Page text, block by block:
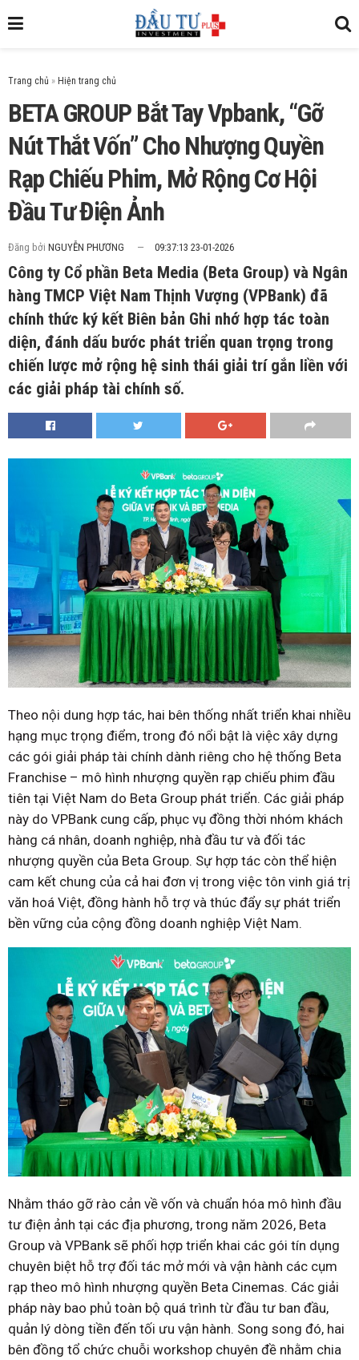
Trang chủ »
BETA GROUP Bắt Tay Vpbank, “Gỡ
Nút Thắt Vốn” Cho Nhượng Quyền
Rạp Chiếu Phim, Mở Rộng Cơ Hội
Đầu Tư Điện Ảnh
Đăng bởi NGUYỄN PHƯƠNG 09:37:13 23-01-2026
Công ty Cổ phần Beta Media (Beta Group) và Ngân
hàng TMCP Việt Nam Thịnh Vượng (VPBank) đã
chính thức ký kết Biên bản Ghi nhớ hợp tác toàn
diện, đánh dấu bước phát triển quan trọng trong
chiến lược mở rộng hệ sinh thái giải trí gắn liền với
các giải pháp tài chính số.
Theo nội dung hợp tác, hai bên thống nhất triển khai nhiều
hạng mục trọng điểm, trong đó nổi bật là việc xây dựng
các gói giải pháp tài chính dành riêng cho hệ thống Beta
Franchise – mô hình nhượng quyền rạp chiếu phim đầu
tiên tại Việt Nam do Beta Group phát triển. Các giải pháp
này do VPBank cung cấp, phục vụ đồng thời nhóm khách
hàng cá nhân, doanh nghiệp, nhà đầu tư và đối tác
nhượng quyền của Beta Group. Sự hợp tác còn thể hiện
cam kết chung của cả hai đơn vị trong việc tôn vinh giá trị
văn hoá Việt, đồng hành hỗ trợ và thúc đẩy sự phát triển
bền vững của cộng đồng doanh nghiệp Việt Nam.
Nhằm tháo gỡ rào cản về vốn và chuẩn hóa mô hình đầu
tư điện ảnh tại các địa phương, trong năm 2026, Beta
Group và VPBank sẽ phối hợp triển khai các gói tín dụng
chuyên biệt hỗ trợ đối tác mở mới và vận hành các cụm
rạp theo mô hình nhượng quyền Beta Cinemas. Các giải
pháp này bao phủ toàn bộ quá trình từ đầu tư ban đầu,
quản lý dòng tiền đến tối ưu vận hành. Song song đó, hai
bên đồng tổ chức chuỗi workshop chuyên đề nhằm chia